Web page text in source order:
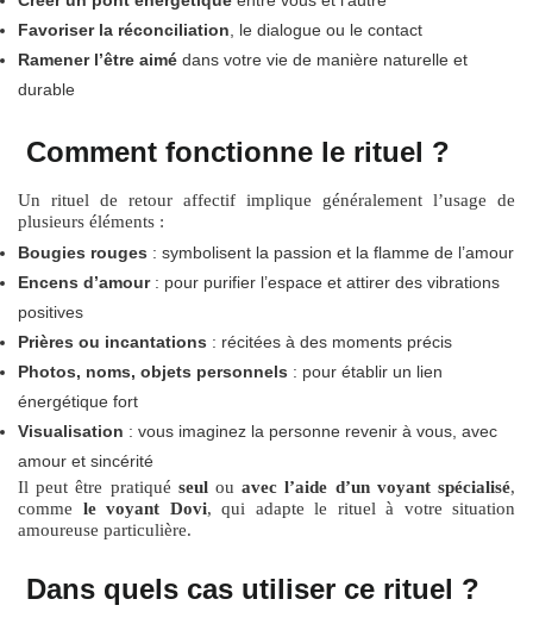
Favoriser la réconciliation, le dialogue ou le contact
Ramener l’être aimé dans votre vie de manière naturelle et
durable
Comment fonctionne le rituel ?
Un rituel de retour affectif implique généralement l’usage de
plusieurs éléments :
Bougies rouges : symbolisent la passion et la flamme de l’amour
Encens d’amour: pour purifier l’espace et attirer des vibrations
positives
Prières ou incantations : récitées à des moments précis
Photos, noms, objets personnels : pour établir un lien
énergétique fort
Visualisation : vous imaginez la personne revenir à vous, avec
amour et sincérité
Il peut être pratiqué seulouavec l’aide d’un voyant spécialisé,
comme le voyant Dovi, qui adapte le rituel à votre situation
amoureuse particulière.
Dans quels cas utiliser ce rituel ?